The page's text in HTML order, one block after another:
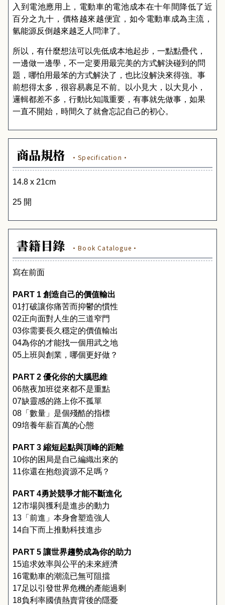
入到電池應用上，電動車的電池成本在十年間降低了近
百分之九十，價格越來越便宜，如今電動車成為主流，
氫能源反倒越來越乏人問津了。
所以，有什麼想法可以先低成本地起步，一點點疊代，
一邊做一邊學，不一定要用最完美的方式解決碰到的問
題，哪怕用最笨的方式解決了，也比沒解決來得強。事
前想得太多，很容易裹足不前。以小見大，以大見小，
邏輯都差不多，行動比知識重要，有事就先做事，如果
一直不開始，時間久了就會忘記自己的初心。
商品規格 ·Specification·
14.8 x 21cm
25 開
書籍目錄 ·Book Catalogue·
寫在前面
PART 1 創造自己的價值輸出
01打破讓你痛苦而抑鬱的慣性
02正向面對人生的三道窄門
03你需要長久穩定的價值輸出
04為你的才能找一個用武之地
05 上班與創業，哪個更好做？
PART 2 優化你的大腦思維
06熬夜加班從來都不是重點
07缺靈感的路上你不孤單
08 「數量」是個殘酷的指標
09培養年薪百萬的心態
PART 3 縮短起點與頂峰的距離
10你的困局是自己編織出來的
11你還在抱怨資源不足嗎？
PART 4勇於競爭才能不斷進化
12市場與獲利是進步的動力
13 「前進」本身會塑造強人
14自下而上推動科技進步
PART 5 讓世界趨勢成為你的助力
15追求效率與公平的未來經濟
16電動車的潮流已無可阻擋
17足以引發世界危機的產能過剩
18負利率國債熱賣背後的隱憂